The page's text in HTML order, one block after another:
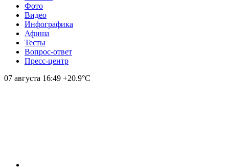
Фото
Видео
Инфографика
Афиша
Тесты
Вопрос-ответ
Пресс-центр
07 августа 16:49 +20.9°С